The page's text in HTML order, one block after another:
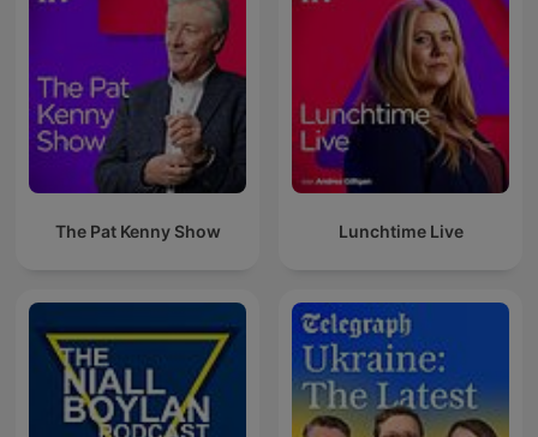
The Pat Kenny Show Lunchtime Live